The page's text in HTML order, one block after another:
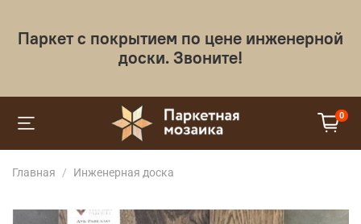
Паркет с покрытием по цене инженерной
доски. Звоните!
0
Главная Инженерная доска